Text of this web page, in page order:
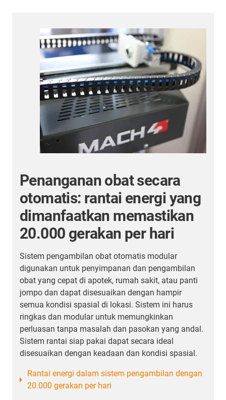
3.000 sambungan listrik
pantai per tahun dengan
sistem pasokan energi yang
fleksibel
Pangkalan lepas pantai Mongstad adalah salah
satu pangkalan yang paling sering digunakan di
Norwegia. Kapal-kapal berganti dua kali sehari
untuk dimuati peralatan untuk anjungan lepas
pantai di Laut Utara. Pangkalan ini bekerja
sepanjang waktu.
Oleh karena itu, sistem catu daya pantai yang andal,
kuat, dan fleksibel dari igus® digunakan. Sebuah e-
spool yang dimanfaatkan diintegrasikan dalam
oleh forklift untuk memposisikan sistem di
sepanjang berbagai tempat berlabuh.